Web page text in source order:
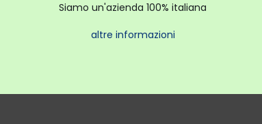
Siamo un'azienda 100% italiana
altre informazioni